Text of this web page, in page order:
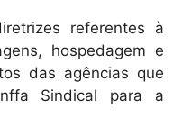
referentes à
hospedagem e
das agências que
Sindical para a